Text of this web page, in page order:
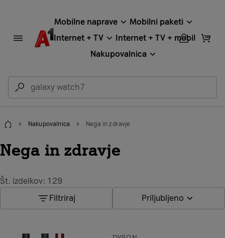
Mobilne naprave
Mobilni paketi
Internet + TV
Internet + TV + mobil
Nakupovalnica
Domov
Nakupovalnica Nega in zdravje
Nega in zdravje
Št. izdelkov: 129
Filtriraj
Priljubljeno